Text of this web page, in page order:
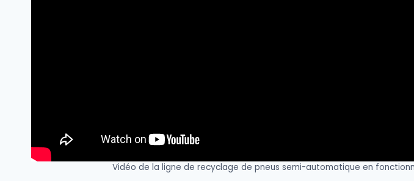
Vidéo de la ligne de recyclage de pneus semi-automatique en